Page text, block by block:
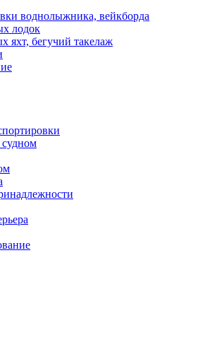
воднолыжника, вейкборда
лодок
яхт, бегучий такелаж
судном